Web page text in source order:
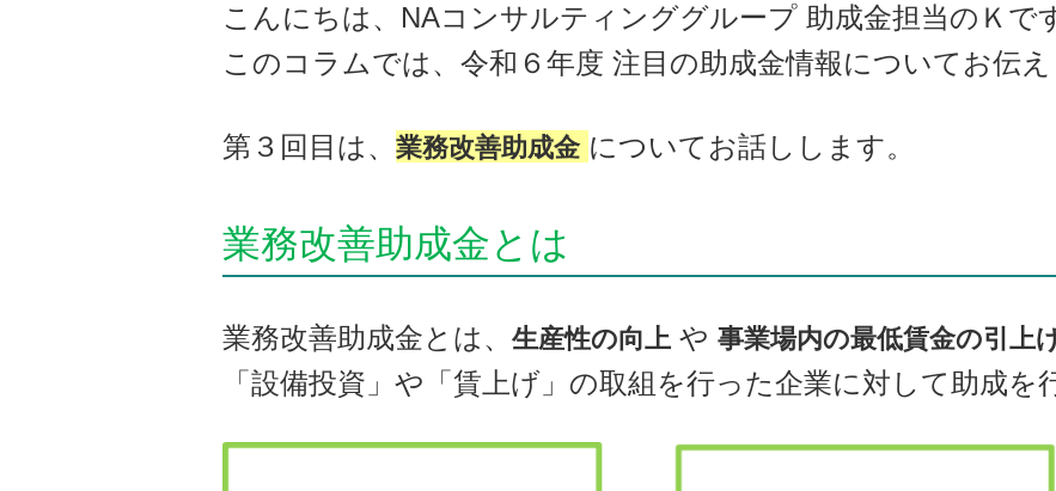
こんにちは、NAコンサルティンググループ 助成金担当のＫで
このコラムでは、令和６年度 注目の助成金情報についてお伝え
第３回目は、業務改善助成金 についてお話しします。
業務改善助成金とは
業務改善助成金とは、生産性の向上 や事業場内の最低賃金の引上
「設備投資」や「賃上げ」の取組を行った企業に対して助成を